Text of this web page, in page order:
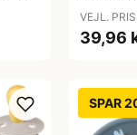
Breeze
VEJL.
39,96
SPAR